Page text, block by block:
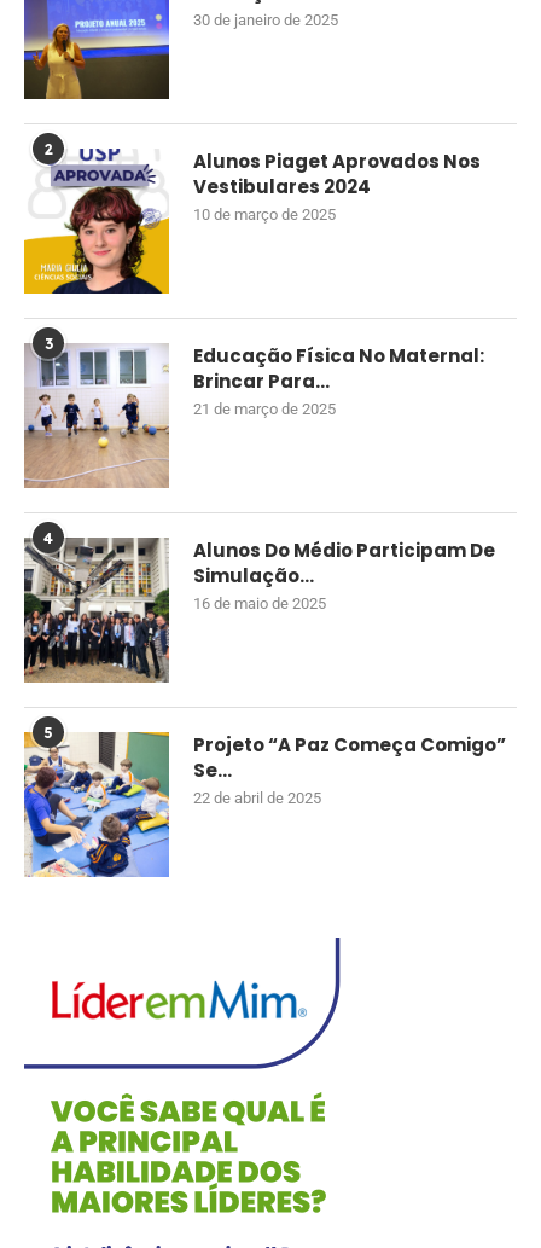
30 de janeiro de 2025
2
Alunos Piaget Aprovados Nos
Vestibulares 2024
10 de março de 2025
3
Educação Física No Maternal:
Brincar Para...
21 de março de 2025
4
Alunos Do Médio Participam De
Simulação...
16 de maio de 2025
5
Projeto “A Paz Começa Comigo”
Se...
22 de abril de 2025